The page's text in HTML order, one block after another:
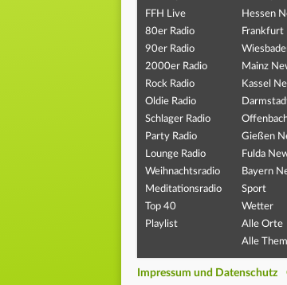
FFH Live
80er Radio
90er Radio
2000er Radio
Rock Radio
Oldie Radio
Schlager Radio
Party Radio
Lounge Radio
Weihnachtsradio
Meditationsradio
Top 40
Playlist
Hessen
Frankfurt
Mainz
Kassel
Gießen
Fulda
Bayern
Sport
Wetter
Alle Orte
Alle
Impressum und Datenschutz